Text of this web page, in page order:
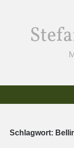
Schlagwort: